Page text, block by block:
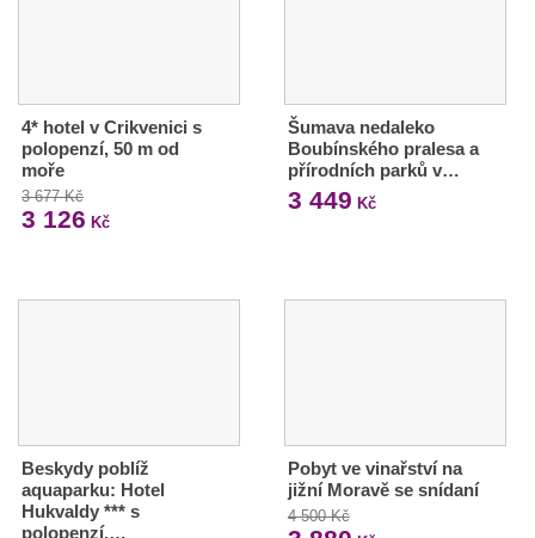
4* hotel v Crikvenici s
polopenzí, 50 m od
moře
3 677 Kč
3 126 Kč
Šumava nedaleko
Boubínského pralesa a
přírodních parků v…
3 449 Kč
Beskydy poblíž
aquaparku: Hotel
Hukvaldy *** s
polopenzí,…
Pobyt ve vinařství na
jižní Moravě se snídaní
4 500 Kč